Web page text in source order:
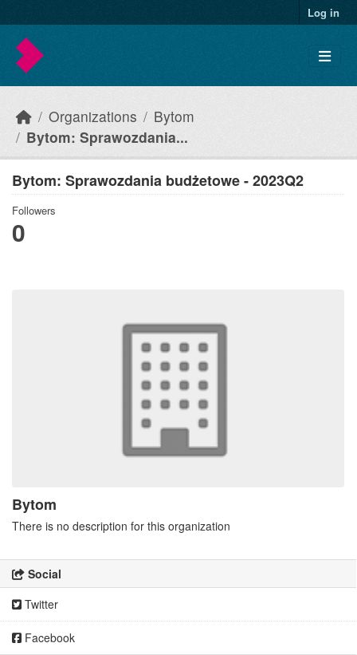
Log in
Organizations
Bytom
Bytom: Sprawozdania...
Bytom: Sprawozdania budżetowe - 2023Q2
Followers
0
Bytom
There is no description for this organization
Social
Twitter
Facebook